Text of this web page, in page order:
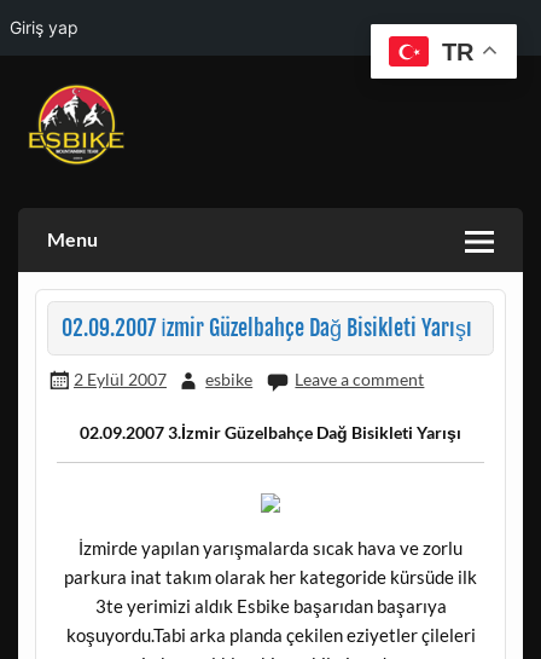
Giriş yap
Skip
content
Menu
02.09.2007 İzmir Güzelbahçe Dağ Bisikleti Yarışı
2 Eylül 2007 esbike Leave a comment
02.09.2007 3.İzmir Güzelbahçe Dağ Bisikleti Yarışı
İzmirde yapılan yarışmalarda sıcak hava ve zorlu
parkura inat takım olarak her kategoride kürsüde ilk
3te yerimizi aldık Esbike başarıdan başarıya
koşuyordu.Tabi arka planda çekilen eziyetler çileleri
TR